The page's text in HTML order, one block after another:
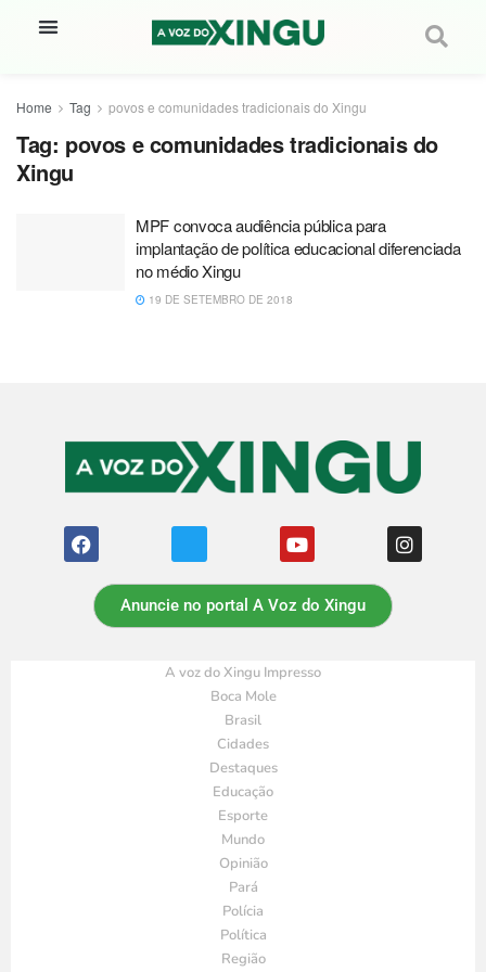
Home Tag povos e comunidades tradicionais do Xingu
Tag: povos e comunidades tradicionais do
Xingu
MPF convoca audiência pública para
implantação de política educacional diferenciada
no médio Xingu
19 DE SETEMBRO DE 2018
Anuncie no portal A Voz do Xingu
A voz do Xingu Impresso
Boca Mole
Brasil
Cidades
Destaques
Educação
Esporte
Mundo
Opinião
Pará
Polícia
Política
Região